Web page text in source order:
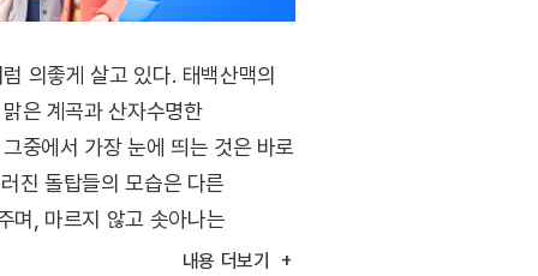
의좋게 살고 있다. 태백산맥의
은 계곡과 산자수명한
중에서 가장 눈에 띄는 것은 바로
진 돌탑들의 모습은 다른
며, 마르지 않고 솟아나는
내용 더보기